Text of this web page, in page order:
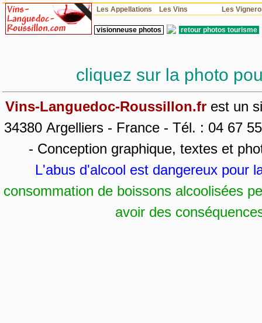
Les Appellations Les Vins Les
visionneuse photos retour photos tourisme
cliquez sur la photo
Vins-Languedoc-Roussillon.fr est un
34380 Argelliers - France - Tél. : 04 67
- Conception graphique, textes et
L'abus d'alcool est dangereux pour
consommation de boissons alcoolisées
avoir des